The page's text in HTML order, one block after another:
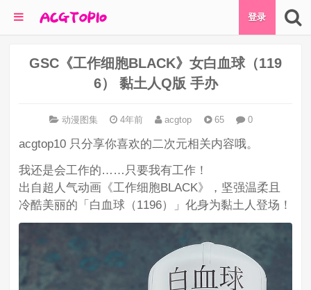
登录
GSC《工作细胞BLACK》女白血球（119
6） 黏土人Q版 手办
动漫图集 4年前 acgtop 65 0
acgtop10 只分享你喜欢的二次元相关内容哦。
我还是会工作的……只要我有工作！
出自超人气动画《工作细胞BLACK》，坚强温柔且
冷酷美丽的「白血球（1196）」化身为黏土人登场！